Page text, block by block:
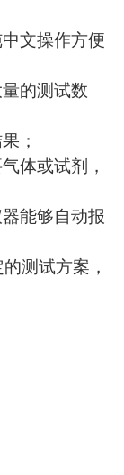
文操作方便
的测试数
；
体或试剂，
能够自动报
测试方案，